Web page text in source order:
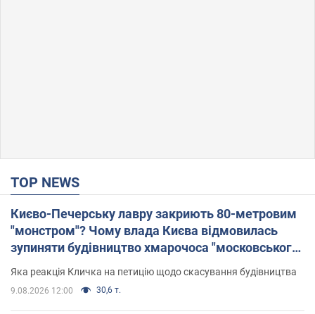
TOP NEWS
Києво-Печерську лавру закриють 80-метровим
"монстром"? Чому влада Києва відмовилась
зупиняти будівництво хмарочоса "московського
вірянина"
Яка реакція Кличка на петицію щодо скасування будівництва
9.08.2026 12:00 30,6 т.